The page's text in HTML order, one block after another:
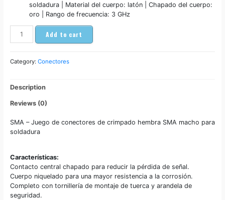
soldadura | Material del cuerpo: latón | Chapado del cuerpo:
oro | Rango de frecuencia: 3 GHz
Add to cart
Category: Conectores
Description
Reviews (0)
SMA – Juego de conectores de crimpado hembra SMA macho para
soldadura
Características:
Contacto central chapado para reducir la pérdida de señal.
Cuerpo niquelado para una mayor resistencia a la corrosión.
Completo con tornillería de montaje de tuerca y arandela de
seguridad.